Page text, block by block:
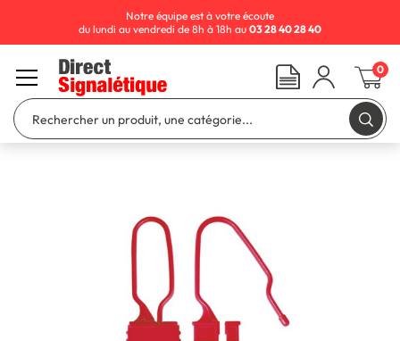
Notre équipe est à votre écoute
du lundi au vendredi de 8h à 18h au 03 28 40 28 40
0